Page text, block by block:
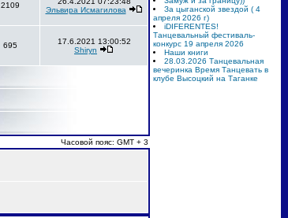
2109
Эльвира Исмагилова
695
17.6.2021 13:00:52
Shiryn
Часовой пояс: GMT + 3
За цыганской звездой ( 4
апреля 2026 г)
iDIFERENTES!
Танцевальный фестиваль-
конкурс 19 апреля 2026
Наши книги
28.03.2026 Танцевальная
вечеринка Время Танцевать в
клубе Высоцкий на Таганке